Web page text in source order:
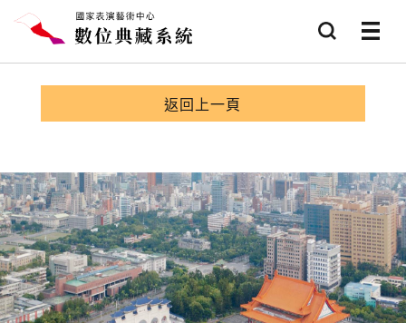
查詢
選項
返回上一頁